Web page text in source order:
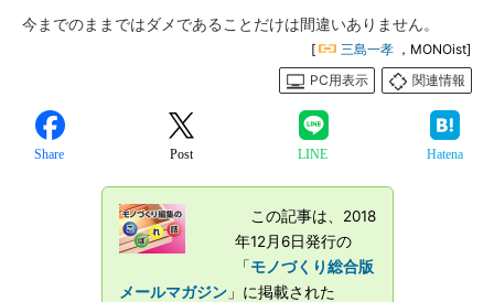
今までのままではダメであることだけは間違いありません。
[ 三島一孝 ，MONOist]
PC用表示
関連情報
Share Post LINE Hatena
この記事は、2018
年12月6日発行の
「モノづくり総合版
メールマガジン」に掲載された